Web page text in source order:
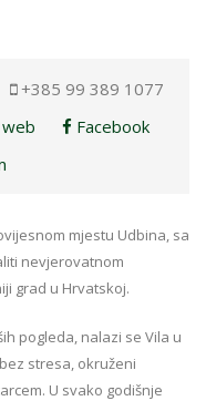
+385 99 389 1077
web
Facebook
mjestu Udbina, sa
nevjerovatnom
grad u Hrvatskoj.
pogleda, nalazi se Vila u
stresa, okruženi
U svako godišnje